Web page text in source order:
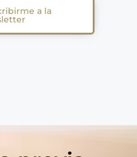
a la